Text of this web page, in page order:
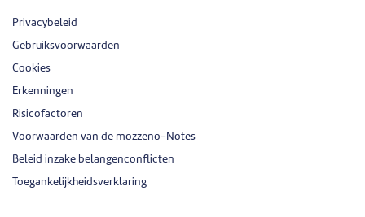
Privacybeleid
Gebruiksvoorwaarden
Cookies
Erkenningen
Risicofactoren
Voorwaarden van de mozzeno-Notes
Beleid inzake belangenconflicten
Toegankelijkheidsverklaring